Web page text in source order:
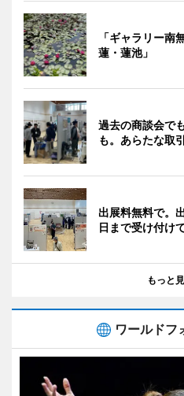
「ギャラリー南
蓮・蓮池」
過去の商談会で
も。あらたな取
出展料無料で。
日まで受け付け
もっと
ワールドフ